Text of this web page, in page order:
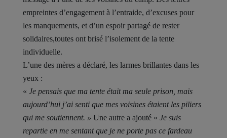
empreintes d’engagement à l’entraide, d’excuses pour
les manquements, et d’un espoir partagé de rester
solidaires,toutes ont brisé l’isolement de la tente
individuelle.
L’une des mères a déclaré, les larmes brillantes dans les
yeux :
« Je pensais que ma tente était ma seule prison, mais
aujourd’hui j’ai senti que mes voisines étaient les piliers
qui me soutiennent. » Une autre a ajouté « Je suis
repartie en me sentant que je ne porte pas ce fardeau